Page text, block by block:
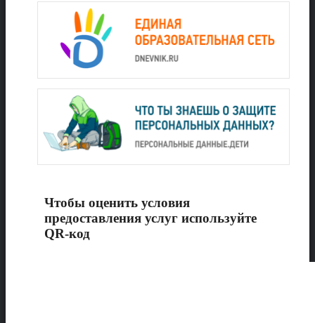
Чтобы оценить условия
предоставления услуг используйте
QR-код